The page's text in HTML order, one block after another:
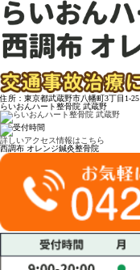
住所：東京都武蔵野市八幡町3丁目1-25
らいおんハート整骨院 武蔵野
詳しいアクセス情報はこちら
西調布 オレンジ鍼灸整骨院